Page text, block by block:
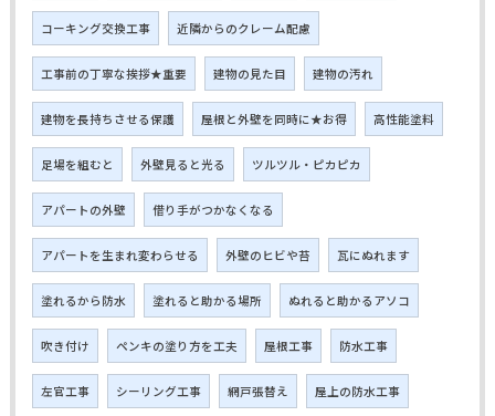
コーキング交換工事 近隣からのクレーム配慮
工事前の丁寧な挨拶★重要 建物の見た目 建物の汚れ
建物を長持ちさせる保護 屋根と外壁を同時に★お得 高性能塗料
足場を組むと 外壁見ると光る ツルツル・ピカピカ
アパートの外壁 借り手がつかなくなる
アパートを生まれ変わらせる 外壁のヒビや苔 瓦にぬれます
塗れるから防水 塗れると助かる場所 ぬれると助かるアソコ
吹き付け ペンキの塗り方を工夫 屋根工事 防水工事
左官工事 シーリング工事 網戸張替え 屋上の防水工事